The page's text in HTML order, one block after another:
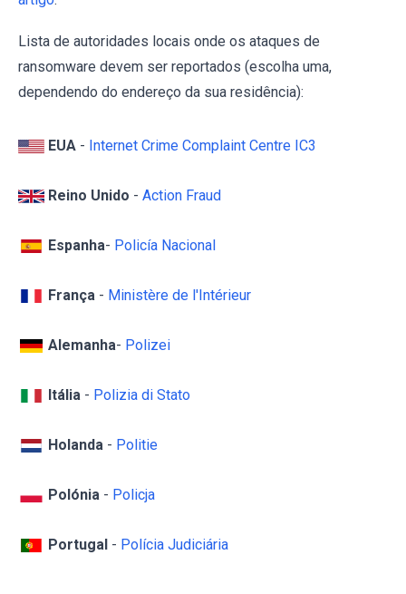
Lista de autoridades locais onde os ataques de
ransomware devem ser reportados (escolha uma,
dependendo do endereço da sua residência):
EUA - Internet Crime Complaint Centre IC3
Reino Unido - Action Fraud
Espanha- Policía Nacional
França - Ministère de l'Intérieur
Alemanha- Polizei
Itália - Polizia di Stato
Holanda - Politie
Polónia - Policja
Portugal - Polícia Judiciária